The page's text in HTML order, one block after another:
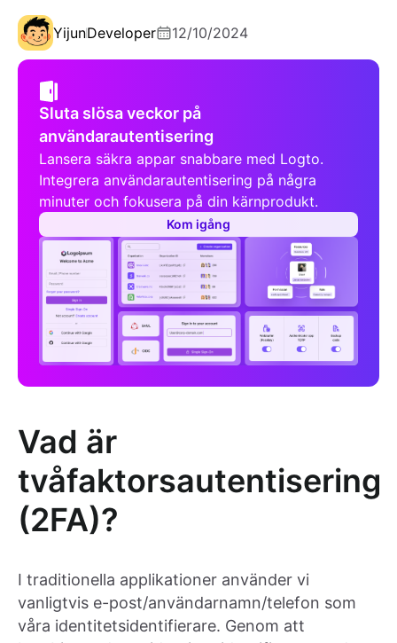
YijunDeveloper 12/10/2024
Sluta slösa veckor på
användarautentisering
Lansera säkra appar snabbare med Logto.
Integrera användarautentisering på några
minuter och fokusera på din kärnprodukt.
Kom igång
Vad är
tvåfaktorsautentisering
(2FA)?
I traditionella applikationer använder vi
vanligtvis e-post/användarnamn/telefon som
våra identitetsidentifierare. Genom att